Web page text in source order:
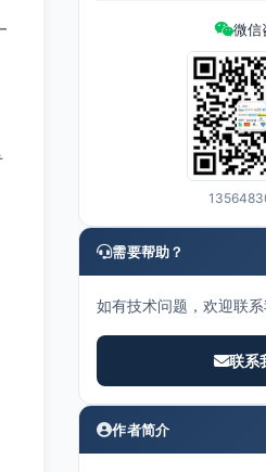
微信
需要帮助？
如有技术问题，欢迎联系
联系
作者简介